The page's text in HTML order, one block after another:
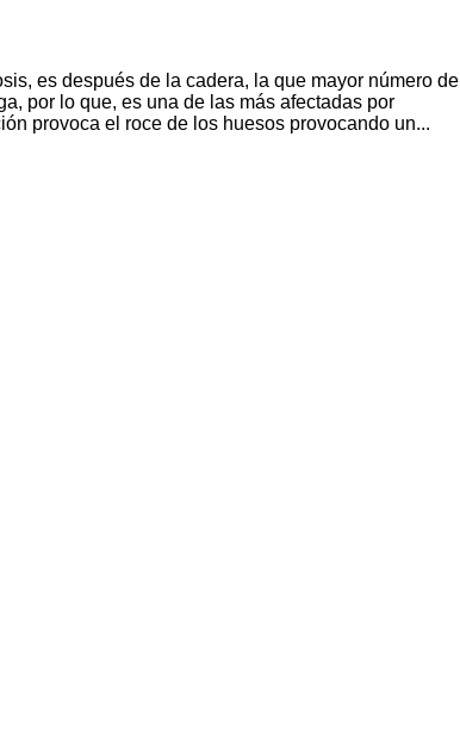
es después de la cadera, la que mayor número de
por lo que, es una de las más afectadas por
provoca el roce de los huesos provocando un...